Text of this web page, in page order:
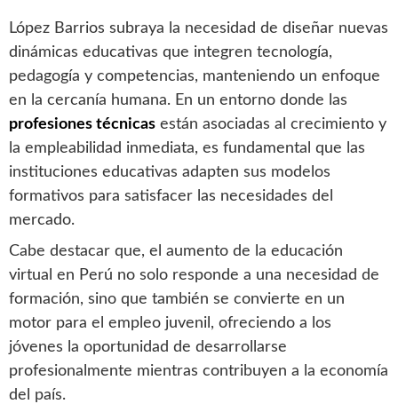
López Barrios subraya la necesidad de diseñar nuevas
dinámicas educativas que integren tecnología,
pedagogía y competencias, manteniendo un enfoque
en la cercanía humana. En un entorno donde las
profesiones técnicas están asociadas al crecimiento y
la empleabilidad inmediata, es fundamental que las
instituciones educativas adapten sus modelos
formativos para satisfacer las necesidades del
mercado.
Cabe destacar que, el aumento de la educación
virtual en Perú no solo responde a una necesidad de
formación, sino que también se convierte en un
motor para el empleo juvenil, ofreciendo a los
jóvenes la oportunidad de desarrollarse
profesionalmente mientras contribuyen a la economía
del país.